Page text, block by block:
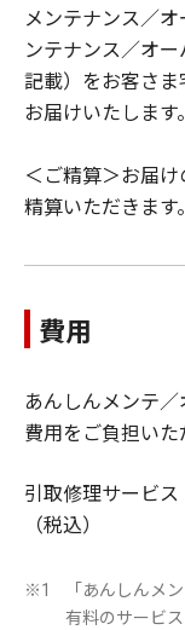
メンテナンス／
ンテナンス／オ
記載）をお客さ
お届けいたします。
＜ご精算＞お届
精算いただきます。
費用
あんしんメンテ
費用をご負担いた
引取修理サービ
（税込）
※1
「あんしんメ
有料のサービス